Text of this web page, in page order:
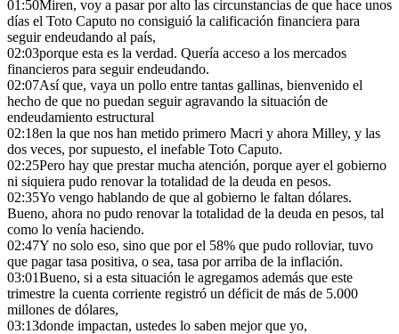
01:50Miren, voy a pasar por alto las circunstancias de que hace unos
días el Toto Caputo no consiguió la calificación financiera para
seguir endeudando al país,
02:03porque esta es la verdad. Quería acceso a los mercados
financieros para seguir endeudando.
02:07Así que, vaya un pollo entre tantas gallinas, bienvenido el
hecho de que no puedan seguir agravando la situación de
endeudamiento estructural
02:18en la que nos han metido primero Macri y ahora Milley, y las
dos veces, por supuesto, el inefable Toto Caputo.
02:25Pero hay que prestar mucha atención, porque ayer el gobierno
ni siquiera pudo renovar la totalidad de la deuda en pesos.
02:35Yo vengo hablando de que al gobierno le faltan dólares.
Bueno, ahora no pudo renovar la totalidad de la deuda en pesos, tal
como lo venía haciendo.
02:47Y no solo eso, sino que por el 58% que pudo rolloviar, tuvo
que pagar tasa positiva, o sea, tasa por arriba de la inflación.
03:01Bueno, si a esta situación le agregamos además que este
trimestre la cuenta corriente registró un déficit de más de 5.000
millones de dólares,
03:13donde impactan, ustedes lo saben mejor que yo,